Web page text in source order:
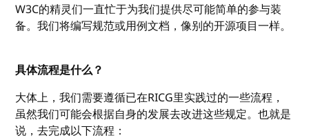
W3C的精灵们一直忙于为我们提供尽可能简单的参与装
备。我们将编写规范或用例文档，像别的开源项目一样。
具体流程是什么？
大体上，我们需要遵循已在RICG里实践过的一些流程，
虽然我们可能会根据自身的发展去改进这些规定。也就是
说，去完成以下流程：